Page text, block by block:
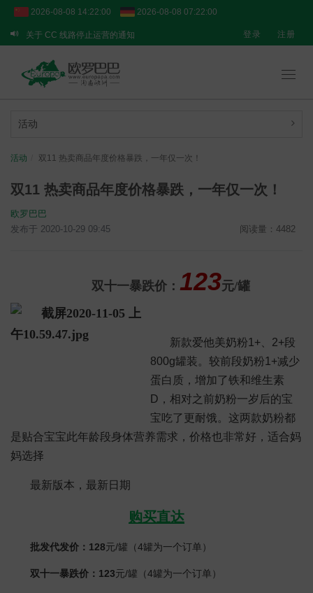
2026-08-08 14:22:01
2026-08-08 07:22:01
关于 BPOST 线路的临时提醒
登录 注册
活动
活动 双11 热卖商品年度价格暴跌，一年仅一次！
双11 热卖商品年度价格暴跌，一年仅一次！
欧罗巴巴
发布于 2020-10-29 09:45
阅读量：4482
双十一暴跌价： 123元/罐
新款爱他美奶粉1+、2+段
800g罐装。较前段奶粉1+减少
蛋白质，增加了铁和维生素
D，相对之前奶粉一岁后的宝
宝吃了更耐饿。这两款奶粉都
是贴合宝宝此年龄段身体营养需求，价格也非常好，适合妈
妈选择
最新版本，最新日期
购买直达
批发代发价：128元/罐（4罐为一个订单）
双十一暴跌价：123元/罐（4罐为一个订单）